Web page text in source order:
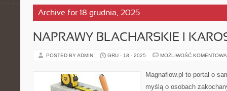
Archive for 18 grudnia, 2025
NAPRAWY BLACHARSKIE I
POSTED BY ADMIN GRU - 18 - 2025 MOŻLIWOŚĆ
Magnaflow.pl to portal o
myślą o osobach